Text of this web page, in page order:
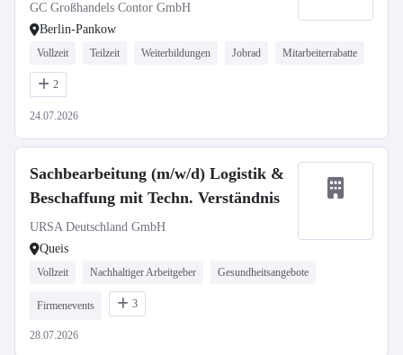
GC Großhandels Contor GmbH
Berlin-Pankow
Vollzeit Teilzeit Weiterbildungen Jobrad Mitarbeiterrabatte
2
24.07.2026
Sachbearbeitung (m/w/d) Logistik &
Beschaffung mit Techn. Verständnis
URSA Deutschland GmbH
Queis
Vollzeit Nachhaltiger Arbeitgeber Gesundheitsangebote
Firmenevents 3
28.07.2026